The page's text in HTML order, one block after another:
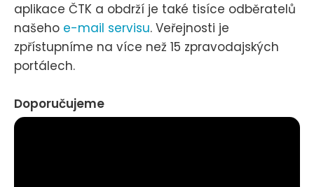
aplikace ČTK a obdrží je také tisíce odběratelů
našeho e-mail servisu. Veřejnosti je
zpřístupníme na více než 15 zpravodajských
portálech.
Doporučujeme